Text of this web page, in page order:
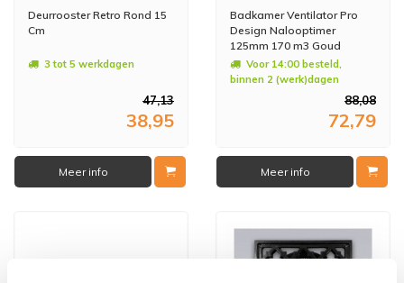
Deurrooster Retro Rond 15
Cm
3 tot 5 werkdagen
47,13
38,95
Meer info
Badkamer Ventilator Pro
Design Nalooptimer
125mm 170 m3 Goud
Kunststof
Voor 14:00 besteld,
binnen 2 (werk)dagen
88,08
72,79
Meer info